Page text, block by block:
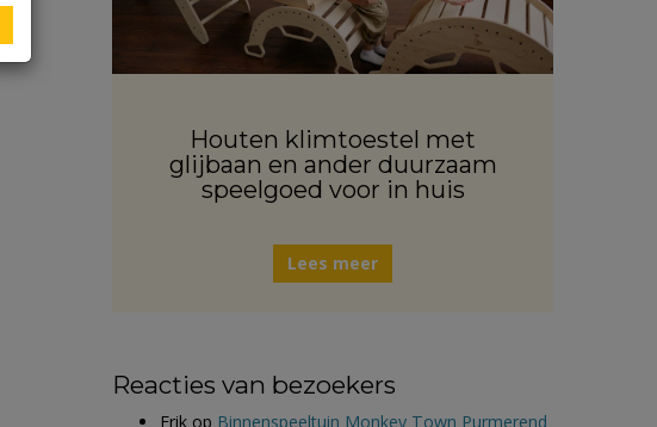
Houten klimtoestel met
glijbaan en ander duurzaam
speelgoed voor in huis
Lees meer
Reacties van bezoekers
Erik op Binnenspeeltuin Monkey Town Purmerend